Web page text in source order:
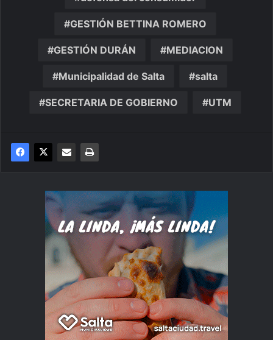
GESTIÓN BETTINA ROMERO
GESTIÓN DURÁN MEDIACION
Municipalidad de Salta salta
SECRETARIA DE GOBIERNO UTM